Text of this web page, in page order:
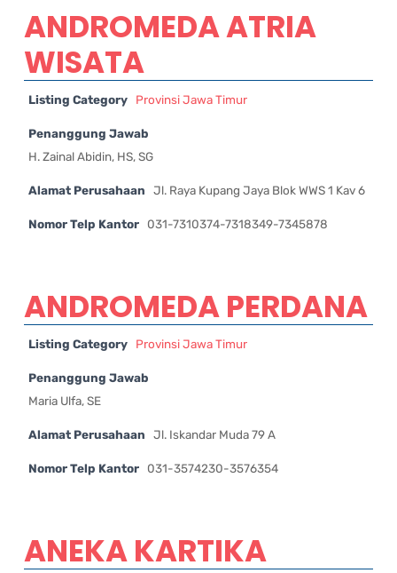
ANDROMEDA ATRIA
WISATA
Listing Category Provinsi Jawa Timur
Penanggung Jawab
H. Zainal Abidin, HS, SG
Alamat Perusahaan Jl. Raya Kupang Jaya Blok WWS 1 Kav 6
Nomor Telp Kantor 031-7310374-7318349-7345878
ANDROMEDA PERDANA
Listing Category Provinsi Jawa Timur
Penanggung Jawab
Maria Ulfa, SE
Alamat Perusahaan Jl. Iskandar Muda 79 A
Nomor Telp Kantor 031-3574230-3576354
ANEKA KARTIKA